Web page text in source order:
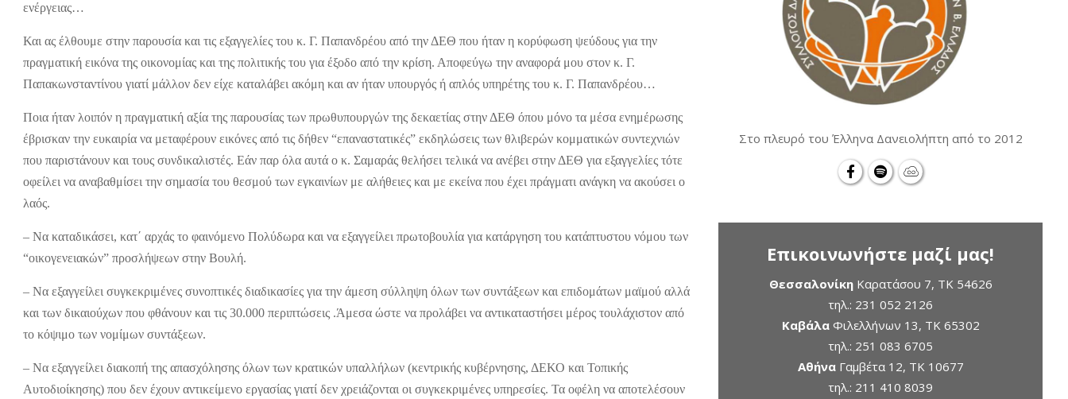
ενέργειας…
Και ας έλθουμε στην παρουσία και τις εξαγγελίες του κ. Γ. Παπανδρέου από την ΔΕΘ που ήταν η κορύφωση ψεύδους για την
πραγματική εικόνα της οικονομίας και της πολιτικής του για έξοδο από την κρίση. Αποφεύγω την αναφορά μου στον κ. Γ.
Παπακωνσταντίνου γιατί μάλλον δεν είχε καταλάβει ακόμη και αν ήταν υπουργός ή απλός υπηρέτης του κ. Γ. Παπανδρέου…
Ποια ήταν λοιπόν η πραγματική αξία της παρουσίας των πρωθυπουργών της δεκαετίας στην ΔΕΘ όπου μόνο τα μέσα ενημέρωσης
έβρισκαν την ευκαιρία να μεταφέρουν εικόνες από τις δήθεν “επαναστατικές” εκδηλώσεις των θλιβερών κομματικών συντεχνιών
που παριστάνουν και τους συνδικαλιστές. Εάν παρ όλα αυτά ο κ. Σαμαράς θελήσει τελικά να ανέβει στην ΔΕΘ για εξαγγελίες τότε
οφείλει να αναβαθμίσει την σημασία του θεσμού των εγκαινίων με αλήθειες και με εκείνα που έχει πράγματι ανάγκη να ακούσει ο
λαός.
– Να καταδικάσει, κατ΄ αρχάς το φαινόμενο Πολύδωρα και να εξαγγείλει πρωτοβουλία για κατάργηση του κατάπτυστου νόμου των
“οικογενειακών” προσλήψεων στην Βουλή.
– Να εξαγγείλει συγκεκριμένες συνοπτικές διαδικασίες για την άμεση σύλληψη όλων των συντάξεων και επιδομάτων μαϊμού αλλά
και των δικαιούχων που φθάνουν και τις 30.000 περιπτώσεις .Άμεσα ώστε να προλάβει να αντικαταστήσει μέρος τουλάχιστον από
το κόψιμο των νομίμων συντάξεων.
– Να εξαγγείλει διακοπή της απασχόλησης όλων των κρατικών υπαλλήλων (κεντρικής κυβέρνησης, ΔΕΚΟ και Τοπικής
Αυτοδιοίκησης) που δεν έχουν αντικείμενο εργασίας γιατί δεν χρειάζονται οι συγκεκριμένες υπηρεσίες. Τα οφέλη να αποτελέσουν
Στο πλευρό του Έλληνα Δανειολήπτη από το 2012
Επικοινωνήστε μαζί μας!
ΘεσσαλονίκηΚαρατάσου 7, TK 54626
τηλ.: 231 052 2126
ΚαβάλαΦιλελλήνων 13, ΤΚ 65302
τηλ.: 251 083 6705
ΑθήναΓαμβέτα 12, ΤΚ 10677
τηλ.: 211 410 8039